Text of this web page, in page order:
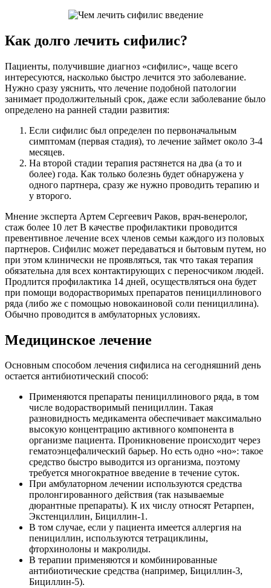
Как долго лечить сифилис?
Пациенты, получившие диагноз «сифилис», чаще всего
интересуются, насколько быстро лечится это заболевание.
Нужно сразу уяснить, что лечение подобной патологии
занимает продолжительный срок, даже если заболевание было
определено на ранней стадии развития:
Если сифилис был определен по первоначальным
симптомам (первая стадия), то лечение займет около 3-4
месяцев.
На второй стадии терапия растянется на два (а то и
более) года. Как только болезнь будет обнаружена у
одного партнера, сразу же нужно проводить терапию и
у второго.
Мнение эксперта Артем Сергеевич Раков, врач-венеролог,
стаж более 10 лет В качестве профилактики проводится
превентивное лечение всех членов семьи каждого из половых
партнеров. Сифилис может передаваться и бытовым путем, но
при этом клинически не проявляться, так что такая терапия
обязательна для всех контактирующих с переносчиком людей.
Продлится профилактика 14 дней, осуществляться она будет
при помощи водорастворимых препаратов пенициллинового
ряда (либо же с помощью новокаиновой соли пенициллина).
Обычно проводится в амбулаторных условиях.
Медицинское лечение
Основным способом лечения сифилиса на сегодняшний день
остается антибиотический способ:
Применяются препараты пенициллинового ряда, в том
числе водорастворимый пенициллин. Такая
разновидность медикамента обеспечивает максимально
высокую концентрацию активного компонента в
организме пациента. Проникновение происходит через
гематоэнцефалический барьер. Но есть одно «но»: такое
средство быстро выводится из организма, поэтому
требуется многократное введение в течение суток.
При амбулаторном лечении используются средства
пролонгированного действия (так называемые
дюрантные препараты). К их числу относят Ретарпен,
Экстенциллин, Бициллин-1.
В том случае, если у пациента имеется аллергия на
пенициллин, используются тетрациклины,
фторхинолоны и макролиды.
В терапии применяются и комбинированные
антибиотические средства (например, Бициллин-3,
Бициллин-5).